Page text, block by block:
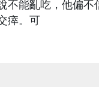
不能亂吃，他偏不
瘁。可